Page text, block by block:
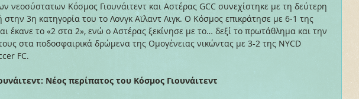
νεοσύστατων Κόσμος Γιουνάιτεντ και Αστέρας GCC συνεχίστηκε με τη δεύτερη
στην 3η κατηγορία του το Λονγκ Αϊλαντ Λιγκ. Ο Κόσμος επικράτησε με 6-1 της
έκανε το «2 στα 2», ενώ ο Αστέρας ξεκίνησε με το… δεξί το πρωτάθλημα και την
στα ποδοσφαιρικά δρώμενα της Ομογένειας νικώντας με 3-2 της NYCD
FC.
Νέος περίπατος του Κόσμος Γιουνάιτεντ